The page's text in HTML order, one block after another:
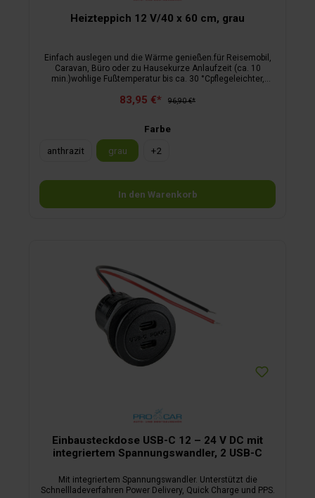
Heizteppich 12 V/40 x 60 cm, grau
Einfach auslegen und die Wärme genießen.für Reisemobil,
Caravan, Büro oder zu Hausekurze Anlaufzeit (ca. 10
min.)wohlige Fußtemperatur bis ca. 30 °Cpflegeleichter,
83,95 €* 96,90 €*
Farbe
anthrazit
grau +2
In den Warenkorb
Einbausteckdose USB-C 12 – 24 V DC mit
integriertem Spannungswandler, 2 USB-C
Mit integriertem Spannungswandler. Unterstützt die
Schnellladeverfahren Power Delivery, Quick Charge und PPS.